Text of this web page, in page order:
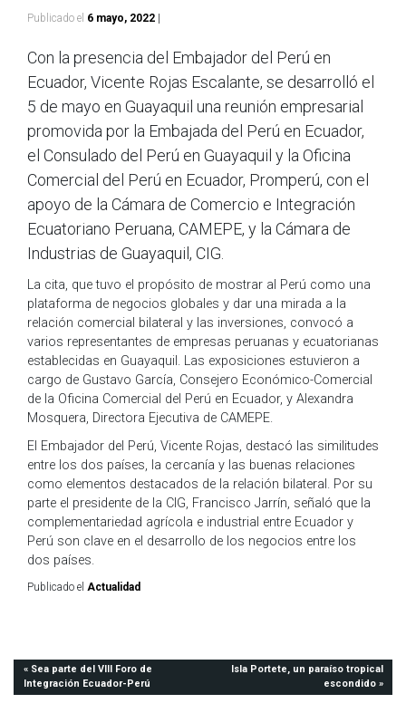
Publicado el 6 mayo, 2022 |
Con la presencia del Embajador del Perú en
Ecuador, Vicente Rojas Escalante, se desarrolló el
5 de mayo en Guayaquil una reunión empresarial
promovida por la Embajada del Perú en Ecuador,
el Consulado del Perú en Guayaquil y la Oficina
Comercial del Perú en Ecuador, Promperú, con el
apoyo de la Cámara de Comercio e Integración
Ecuatoriano Peruana, CAMEPE, y la Cámara de
Industrias de Guayaquil, CIG.
La cita, que tuvo el propósito de mostrar al Perú como una
plataforma de negocios globales y dar una mirada a la
relación comercial bilateral y las inversiones, convocó a
varios representantes de empresas peruanas y ecuatorianas
establecidas en Guayaquil. Las exposiciones estuvieron a
cargo de Gustavo García, Consejero Económico-Comercial
de la Oficina Comercial del Perú en Ecuador, y Alexandra
Mosquera, Directora Ejecutiva de CAMEPE.
El Embajador del Perú, Vicente Rojas, destacó las similitudes
entre los dos países, la cercanía y las buenas relaciones
como elementos destacados de la relación bilateral. Por su
parte el presidente de la CIG, Francisco Jarrín, señaló que la
complementariedad agrícola e industrial entre Ecuador y
Perú son clave en el desarrollo de los negocios entre los
dos países.
Publicado el Actualidad
Navegación
de
Sea parte del VIII Foro de
Integración Ecuador-Perú
Isla Portete, un paraíso tropical
escondido